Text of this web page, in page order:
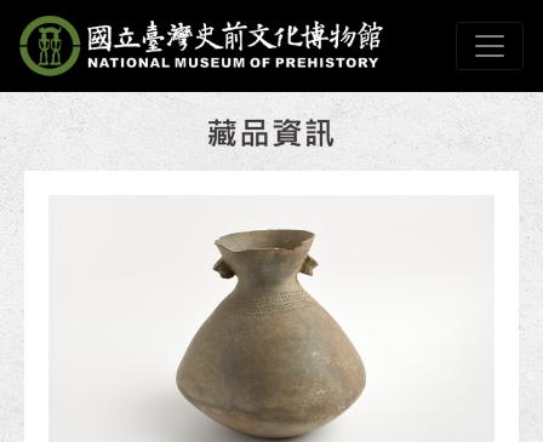
跳到主要內容
國立臺灣史前文化博物
網頁導覽